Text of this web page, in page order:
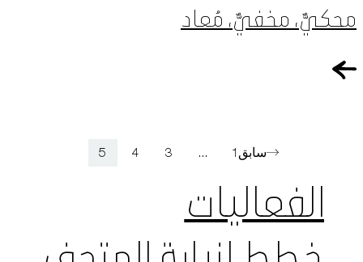
محكيٌّ، مخفيٌّ، مُعاد
سابق 1
...
3
4
5
الفعاليات